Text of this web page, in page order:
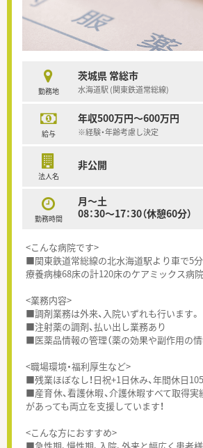
勤務地
茨城県 常総市
水海道駅 (関東鉄道常総線)
給与
年収500万円～600万円
※経験・年齢考慮し決定
法人名
非公開
勤務時間
月～土
08：30～17：30（休憩60分）
<こんな病院です>
■関東鉄道常総線の北水海道駅より車で5分
療養病棟68床の計120床のケアミックス病
<業務内容>
■調剤業務は外来、入院いずれも行います。
■注射薬の調剤、払い出し業務あり
■医薬品情報の管理（薬の効果や副作用の情
<職場環境・福利厚生など>
■残業ほぼなし！日祝+1日休み、年間休日
■産育休、看護休暇、介護休暇すべて取得実
があっても両立を支援しています！
<こんな方におすすめ>